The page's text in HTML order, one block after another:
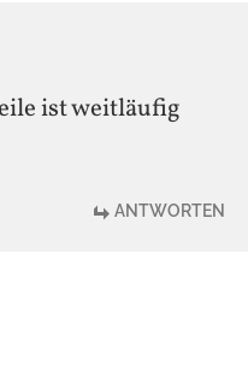
ist weitläufig
ANTWORTEN